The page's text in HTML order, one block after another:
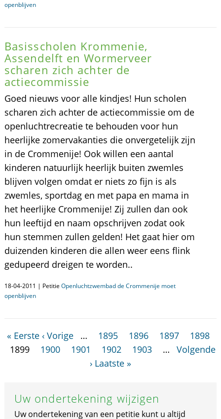
openblijven
Basisscholen Krommenie,
Assendelft en Wormerveer
scharen zich achter de
actiecommissie
Goed nieuws voor alle kindjes! Hun scholen
scharen zich achter de actiecommissie om de
openluchtrecreatie te behouden voor hun
heerlijke zomervakanties die onvergetelijk zijn
in de Crommenije! Ook willen een aantal
kinderen natuurlijk heerlijk buiten zwemles
blijven volgen omdat er niets zo fijn is als
zwemles, sportdag en met papa en mama in
het heerlijke Crommenije! Zij zullen dan ook
hun leeftijd en naam opschrijven zodat ook
hun stemmen zullen gelden! Het gaat hier om
duizenden kinderen die allen weer eens flink
gedupeerd dreigen te worden..
18-04-2011 | Petitie Openluchtzwembad de Crommenije moet
openblijven
« Eerste ‹ Vorige … 1895 1896 1897
1898
1899
1900 1901 1902 1903 …
Volgende
› Laatste »
Uw ondertekening wijzigen
Uw ondertekening van een petitie kunt u altijd